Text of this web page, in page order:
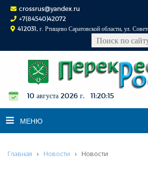
crossrus@yandex.ru
+7(84540)42072
412031, г. Ртищево Саратовской области, ул.
10 августа 2026 г. 11:20:15
МЕНЮ
НОВОСТИ
Главная Новости Новости